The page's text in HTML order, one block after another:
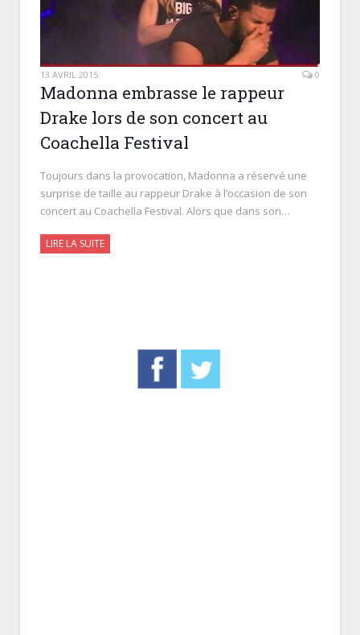
13 AVRIL 2015 0
Madonna embrasse le rappeur
Drake lors de son concert au
Coachella Festival
Toujours dans la provocation, Madonna a réservé une
surprise de taille au rappeur Drake à l’occasion de son
concert au Coachella Festival. Alors que dans son…
LIRE LA SUITE